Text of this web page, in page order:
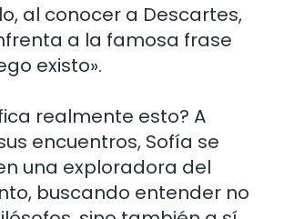
al conocer a Descartes,
a la famosa frase
existo».
realmente esto? A
encuentros, Sofía se
una exploradora del
buscando entender no